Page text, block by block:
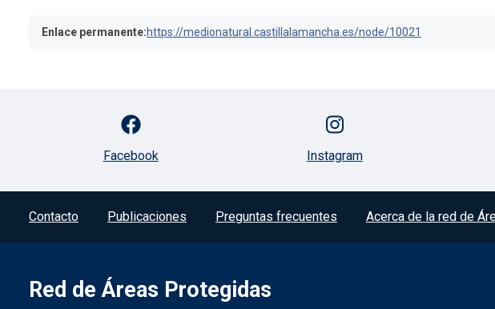
Enlace permanente:https://medionatural.castillalamancha.es/node/10021
Facebook Instagram
Contacto Publicaciones Preguntas frecuentes Acerca de la red de
Red de Áreas Protegidas